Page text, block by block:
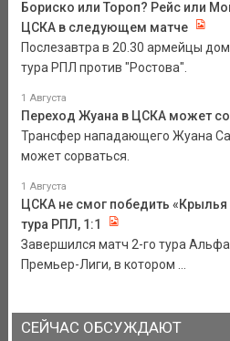
Бориско или Тороп? Рейс или
ЦСКА в следующем матче
Послезавтра в 20.30 армейцы
тура РПЛ против "Ростова".
1 Августа
Переход Жуана в ЦСКА может
Трансфер нападающего Жуана
может сорваться.
1 Августа
ЦСКА не смог победить «Крылья
тура РПЛ, 1:1
Завершился матч 2-го тура
Премьер-Лиги, в котором ...
СЕЙЧАС ОБСУЖДАЮТ